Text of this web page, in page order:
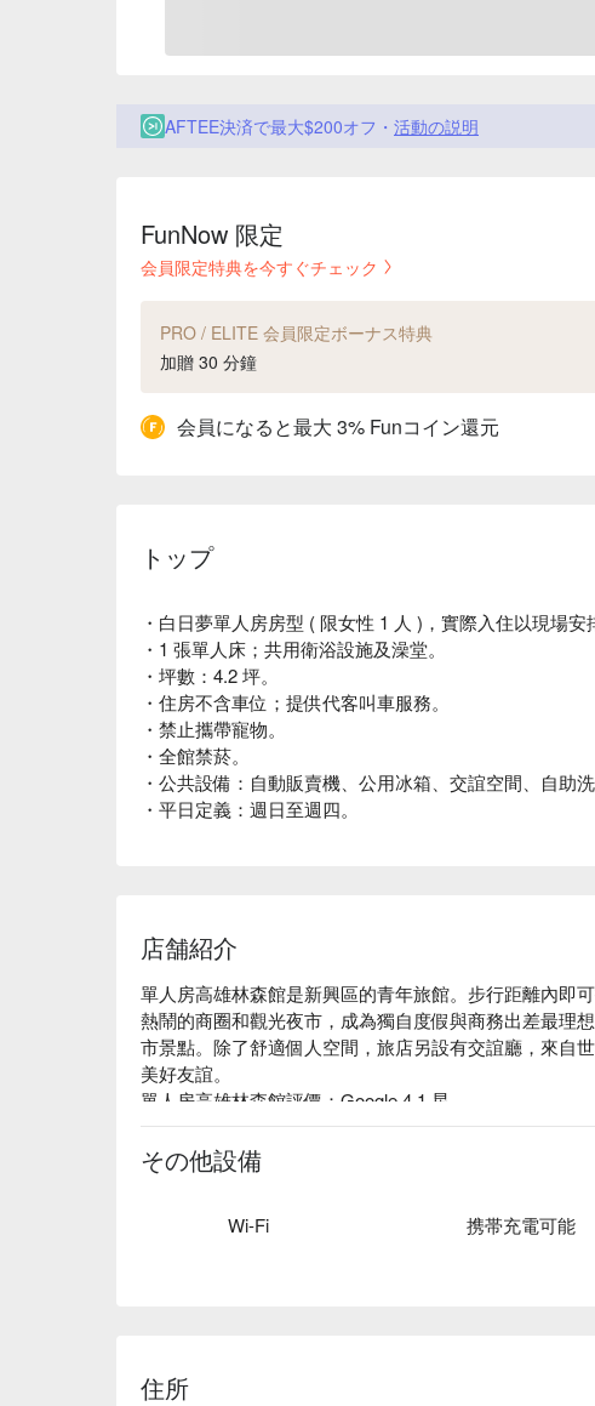
AFTEE決済で最大$200オフ・ 活動の説明
FunNow 限定
会員限定特典を今すぐチェック
PRO / ELITE 会員限定ボーナス特典
加贈 30 分鐘
会員になると最大 3% Funコイン還元
トップ
・白日夢單人房房型 ( 限女性 1 人 )，實際入住以現場安
・1 張單人床；共用衛浴設施及澡堂。
・坪數：4.2 坪。
・住房不含車位；提供代客叫車服務。
・禁止攜帶寵物。
・全館禁菸。
・公共設備：自動販賣機、公用冰箱、交誼空間、自助
・平日定義：週日至週四。
店舗紹介
單人房高雄林森館是新興區的青年旅館。步行距離內即
熱鬧的商圈和觀光夜市，成為獨自度假與商務出差最理
市景點。除了舒適個人空間，旅店另設有交誼廳，來自
美好友誼。
單人房高雄林森館評價：Google 4.1 星
單人房高雄林森館推薦：各式高品質房型整潔，設施完
心。此外，明亮寬敞的公共休息區提供互動空間，透過
單人房高雄林森館優惠、單人房高雄林森館住宿方案、
その他設備
Wi-Fi 携帯充電可能
住所